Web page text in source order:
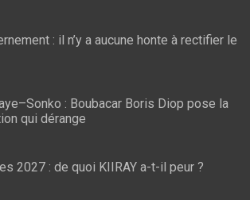
: il n’y a aucune honte à rectifier le
: Boubacar Boris Diop pose la
qui dérange
2027 : de quoi KIIRAY a-t-il peur ?